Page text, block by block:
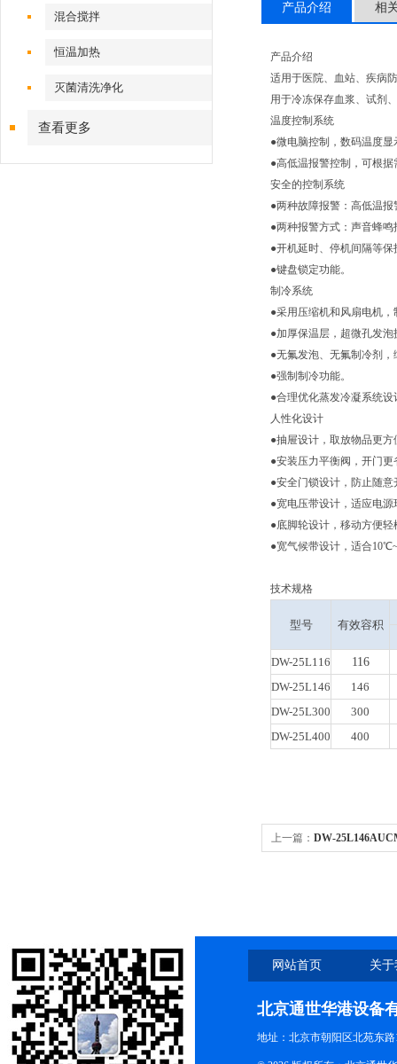
混合搅拌
恒温加热
灭菌清洗净化
查看更多
产品介绍 相
产品介绍
适用于医院、血站、疾病
用于冷冻保存血浆、试剂
温度控制系统
●微电脑控制，数码温度
●高低温报警控制，可根
安全的控制系统
●两种故障报警：高低温
●两种报警方式：声音蜂
●开机延时、停机间隔等保
●键盘锁定功能。
制冷系统
●采用压缩机和风扇电机，
●加厚保温层，超微孔发
●无氟发泡、无氟制冷剂，
●强制制冷功能。
●合理优化蒸发冷凝系统
人性化设计
●抽屉设计，取放物品更方
●安装压力平衡阀，开门更
●安全门锁设计，防止随意
●宽电压带设计，适应电源
●底脚轮设计，移动方便轻
●宽气候带设计，适合
技术规格
型号 有效容积
DW-25L116
116
DW-25L146
146
DW-25L300
300
DW-25L400
400
上一篇： DW-
网站首页 关
北京通世华港设备
地址：北京市朝阳区北苑东路